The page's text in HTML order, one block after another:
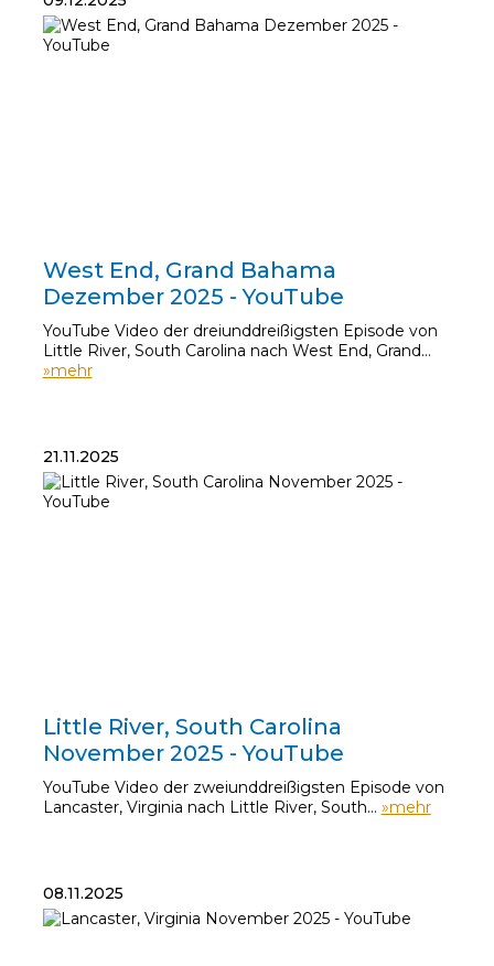
West End, Grand Bahama
Dezember 2025 - YouTube
YouTube Video der dreiunddreißigsten Episode von
Little River, South Carolina nach West End, Grand…
»mehr
21.11.2025
Little River, South Carolina
November 2025 - YouTube
YouTube Video der zweiunddreißigsten Episode von
Lancaster, Virginia nach Little River, South… »mehr
08.11.2025